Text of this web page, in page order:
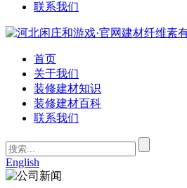
联系我们
首页
关于我们
装修建材知识
装修建材百科
联系我们
English